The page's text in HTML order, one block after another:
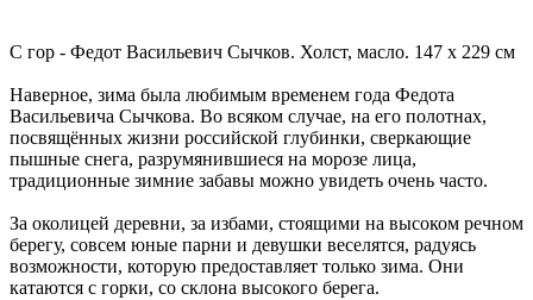
С гор - Федот Васильевич Сычков. Холст, масло. 147 x 229 см
Наверное, зима была любимым временем года Федота
Васильевича Сычкова. Во всяком случае, на его полотнах,
посвящённых жизни российской глубинки, сверкающие
пышные снега, разрумянившиеся на морозе лица,
традиционные зимние забавы можно увидеть очень часто.
За околицей деревни, за избами, стоящими на высоком речном
берегу, совсем юные парни и девушки веселятся, радуясь
возможности, которую предоставляет только зима. Они
катаются с горки, со склона высокого берега.